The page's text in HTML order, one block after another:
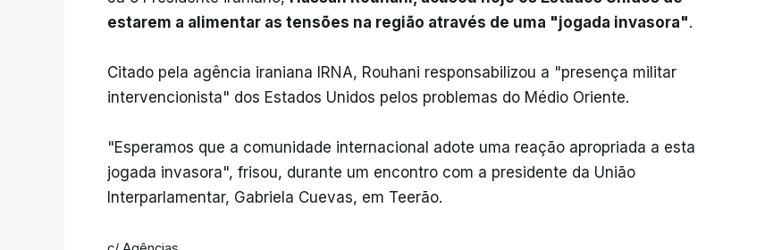
estarem a alimentar as tensões na região através de uma "jogada invasora".
Citado pela agência iraniana IRNA, Rouhani responsabilizou a "presença militar
intervencionista" dos Estados Unidos pelos problemas do Médio Oriente.
"Esperamos que a comunidade internacional adote uma reação apropriada a esta
jogada invasora", frisou, durante um encontro com a presidente da União
Interparlamentar, Gabriela Cuevas, em Teerão.